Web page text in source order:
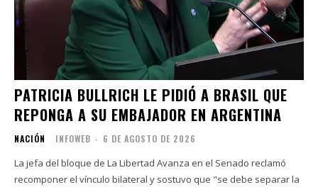
PATRICIA BULLRICH LE PIDIÓ A BRASIL QUE
REPONGA A SU EMBAJADOR EN ARGENTINA
NACIÓN INFOWEB - 6 DE AGOSTO DE 2026
La jefa del bloque de La Libertad Avanza en el Senado reclamó
recomponer el vínculo bilateral y sostuvo que "se debe separar la